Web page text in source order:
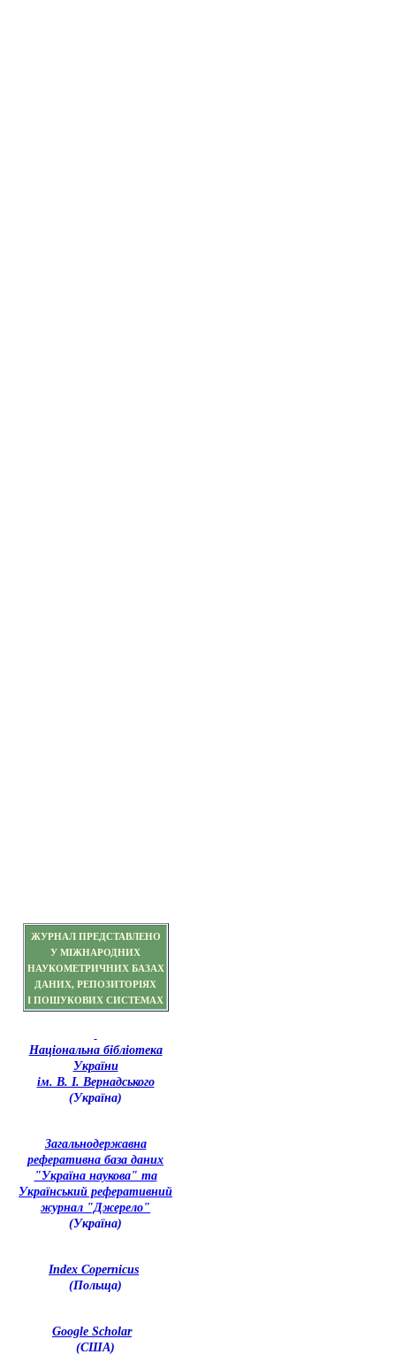
ЖУРНАЛ ПРЕДСТАВЛЕНО
У МІЖНАРОДНИХ
НАУКОМЕТРИЧНИХ БАЗАХ
ДАНИХ, РЕПОЗИТОРІЯХ
І ПОШУКОВИХ СИСТЕМАХ
Національна бібліотека
України
ім. В. І. Вернадського
(Україна)
Загальнодержавна
реферативна база даних
"Україна наукова" та
Український реферативний
журнал "Джерело"
(Україна)
Index Copernicus
(Польща)
Google Scholar
(США)